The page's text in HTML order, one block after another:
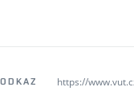
ODKAZ https://